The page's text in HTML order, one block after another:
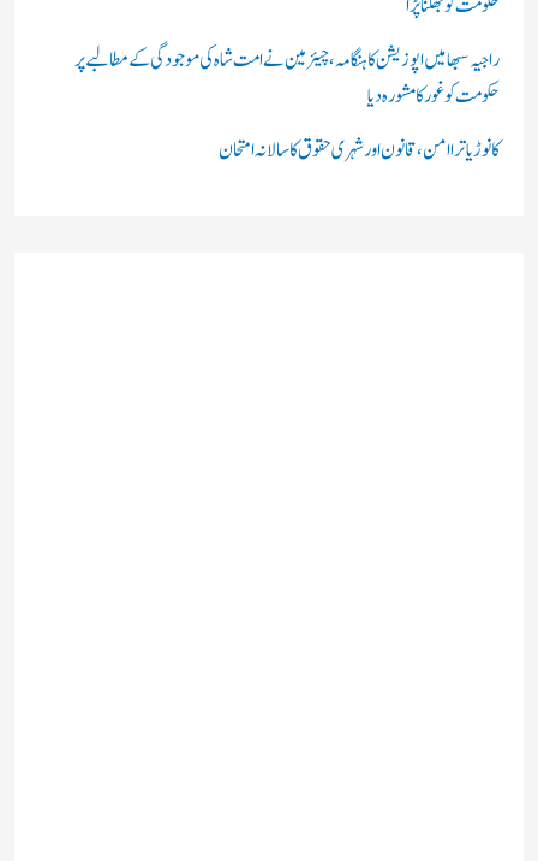
راجیہ سبھا میں اپوزیشن کا ہنگامہ، چیئرمین نے امت شاہ کی موجودگی کے مطالبے پر
حکومت کو غور کا مشورہ دیا
کانوڑ یاترا امن،قانون اور شہری حقوق کا سالانہ امتحان